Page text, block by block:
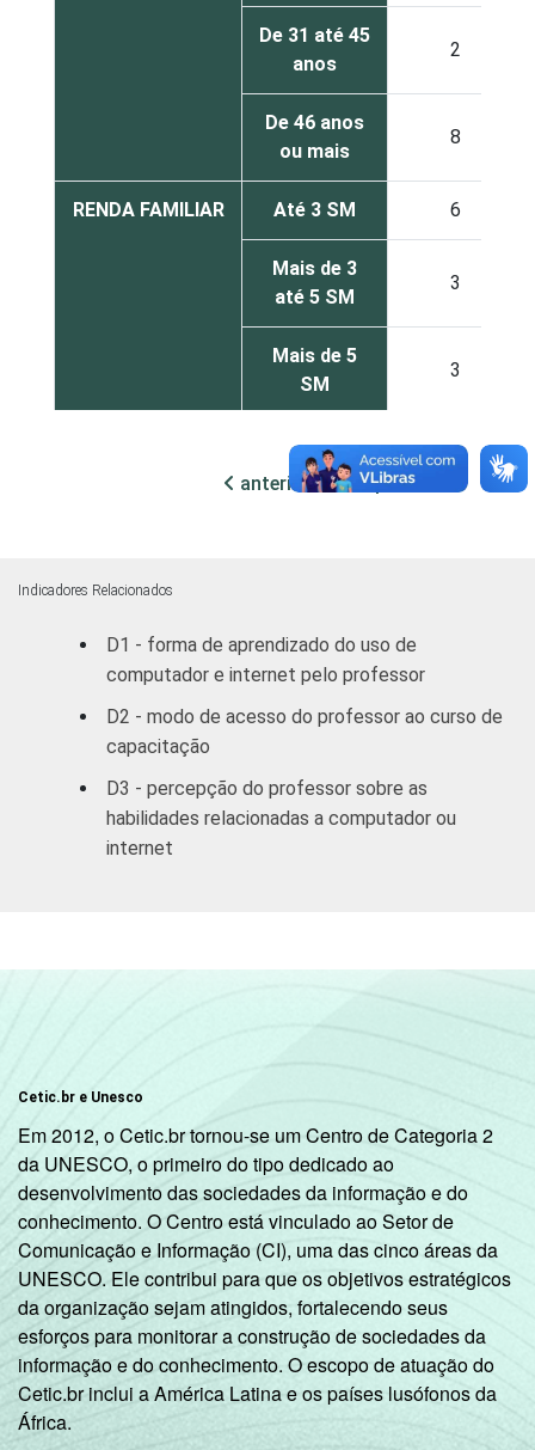
De 31 até 45
anos
2
De 46 anos
ou mais
8
RENDA FAMILIAR Até 3 SM 6
Mais de 3
até 5 SM
3
Mais de 5
SM
3
Até 3 SM 4
REGIÃO
Norte /
Centro-
Oeste
Nordeste
DEPENDÊNCIA
Pública
Total &#151;
Públicas
Particular 2
SÉRIE
4ª série / 5º
ano do
Ensino
Fundamental
5
8ª série / 9º
anterior próxima
Indicadores Relacionados
D1 - forma de aprendizado do uso de
computador e internet pelo professor
D2 - modo de acesso do professor ao curso de
capacitação
D3 - percepção do professor sobre as
habilidades relacionadas a computador ou
internet
Cetic.br e Unesco
Em 2012, o Cetic.br tornou-se um Centro de Categoria 2
da UNESCO, o primeiro do tipo dedicado ao
desenvolvimento das sociedades da informação e do
conhecimento. O Centro está vinculado ao Setor de
Comunicação e Informação (CI), uma das cinco áreas da
UNESCO. Ele contribui para que os objetivos estratégicos
da organização sejam atingidos, fortalecendo seus
esforços para monitorar a construção de sociedades da
informação e do conhecimento. O escopo de atuação do
Cetic.br inclui a América Latina e os países lusófonos da
África.